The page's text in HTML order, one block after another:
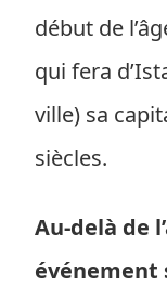
début de
qui fera
ville) sa
siècles.
Au-delà de
événement